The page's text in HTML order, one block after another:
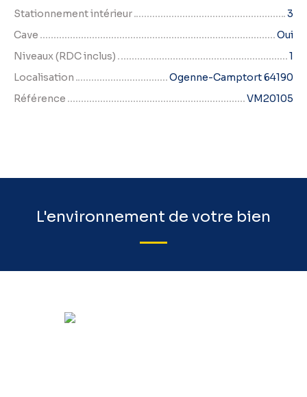
Stationnement intérieur
3
Cave
Oui
Niveaux (RDC inclus)
1
Localisation
Ogenne-Camptort 64190
Référence
VM20105
L'environnement de votre bien